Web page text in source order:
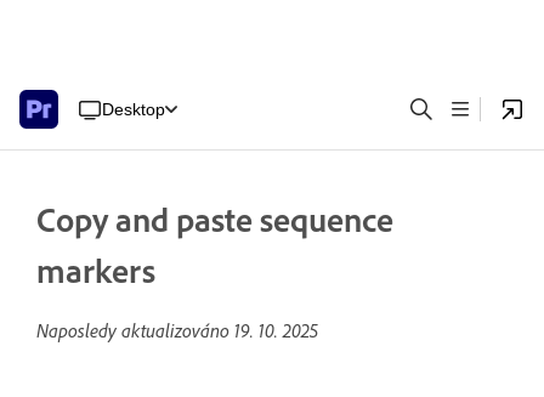
Desktop
Copy and paste sequence
markers
Naposledy aktualizováno 19. 10. 2025